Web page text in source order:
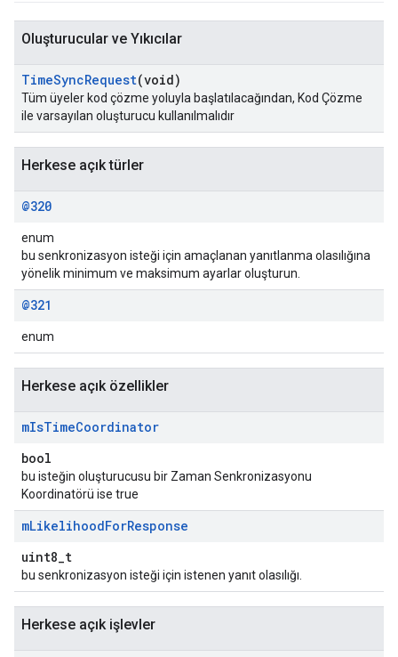
Oluşturucular ve Yıkıcılar
TimeSyncRequest(void)
Tüm üyeler kod çözme yoluyla başlatılacağından, Kod Çözme
ile varsayılan oluşturucu kullanılmalıdır
Herkese açık türler
@320
enum
bu senkronizasyon isteği için amaçlanan yanıtlanma olasılığına
yönelik minimum ve maksimum ayarlar oluşturun.
@321
enum
Herkese açık özellikler
mIsTimeCoordinator
bool
bu isteğin oluşturucusu bir Zaman Senkronizasyonu
Koordinatörü ise true
mLikelihoodForResponse
uint8_t
bu senkronizasyon isteği için istenen yanıt olasılığı.
Herkese açık işlevler